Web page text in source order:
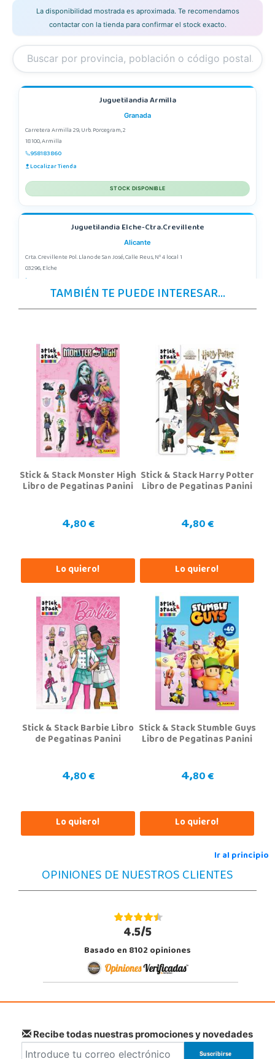
La disponibilidad mostrada es aproximada. Te recomendamos
contactar con la tienda para confirmar el stock exacto.
Juguetilandia Armilla
Granada
Carretera Armilla 29, Urb. Porcegram, 2
18100, Armilla
958183860
Localizar Tienda
STOCK DISPONIBLE
Juguetilandia Elche-Ctra.Crevillente
Alicante
Crta. Crevillente Pol. Llano de San José, Calle Reus, Nº 4 local 1
03296, Elche
Localizar Tienda
Juguetilandia Guadalajara
Av. de Eduardo Guitián, 13, 19 Local 2.05-2.06, Centro Comercial Ferial Plaza
19002, Guadalajara
949227446
Localizar Tienda
STOCK DISPONIBLE
Juguetilandia Murcia
Juguetilandia Pulianas
C/ Luis Buñuel, s/n, Parque Comercial Kinepolis
18197, Pulianas
958 153 613
Localizar Tienda
STOCK DISPONIBLE
TAMBIÉN TE PUEDE INTERESAR...
Stick & Stack Monster High
Libro de Pegatinas Panini
4,80 €
Lo quiero!
Stick & Stack Harry Potter
Libro de Pegatinas Panini
4,80 €
Lo quiero!
Stick & Stack Barbie Libro
de Pegatinas Panini
4,80 €
Lo quiero!
Stick & Stack Stumble Guys
Libro de Pegatinas Panini
4,80 €
Lo quiero!
Ir al principio
OPINIONES DE NUESTROS CLIENTES
4.5/5
Basado en 8102 opiniones
Recibe todas nuestras promociones y novedades